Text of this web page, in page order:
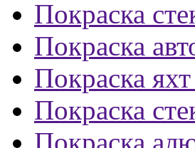
Покраска
Покраска
Покраска
Покраска